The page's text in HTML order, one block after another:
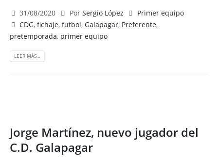
31/08/2020 Por Sergio López
Primer equipo
CDG,fichaje,futbol,Galapagar, Preferente,
pretemporada, primer equipo
LEER MÁS…
Jorge Martínez, nuevo jugador del
C.D. Galapagar